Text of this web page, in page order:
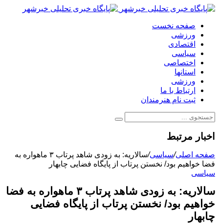
صفحه نخست
ورزشی
اقتصادی
سیاسی
اختصاصی
استانها
ورزشی
ارتباط با ما
ثبت نام هنرمندان
اخبار مرتبط
صفحه اصلی/سیاسی/
سالاریه: به زودی شاهد پرتاب ۳ ماهواره ‌به
فضا خواهیم بود/ نخستن پرتاب از پایگاه فضایی چابهار
سیاسی
سالاریه: به زودی شاهد پرتاب ۳ ماهواره ‌به فضا
خواهیم بود/ نخستن پرتاب از پایگاه فضایی
چابهار